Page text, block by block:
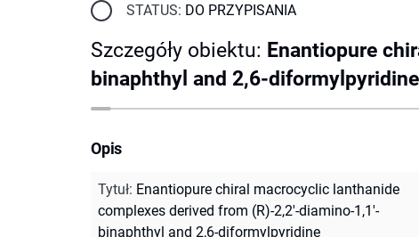
STATUS: DO PRZYPISANIA
Szczegóły obiektu: Enantiopure
binaphthyl and 2,6-diformylpyridine
Opis
Tytuł: Enantiopure chiral macrocyclic lanthanide
complexes derived from (R)-2,2'-diamino-1,1'-
binaphthyl and 2,6-diformylpyridine